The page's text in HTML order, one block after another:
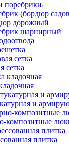
поребрики
(бордюр
дорожный
шарнирный
сетка
и
композитные
плитка